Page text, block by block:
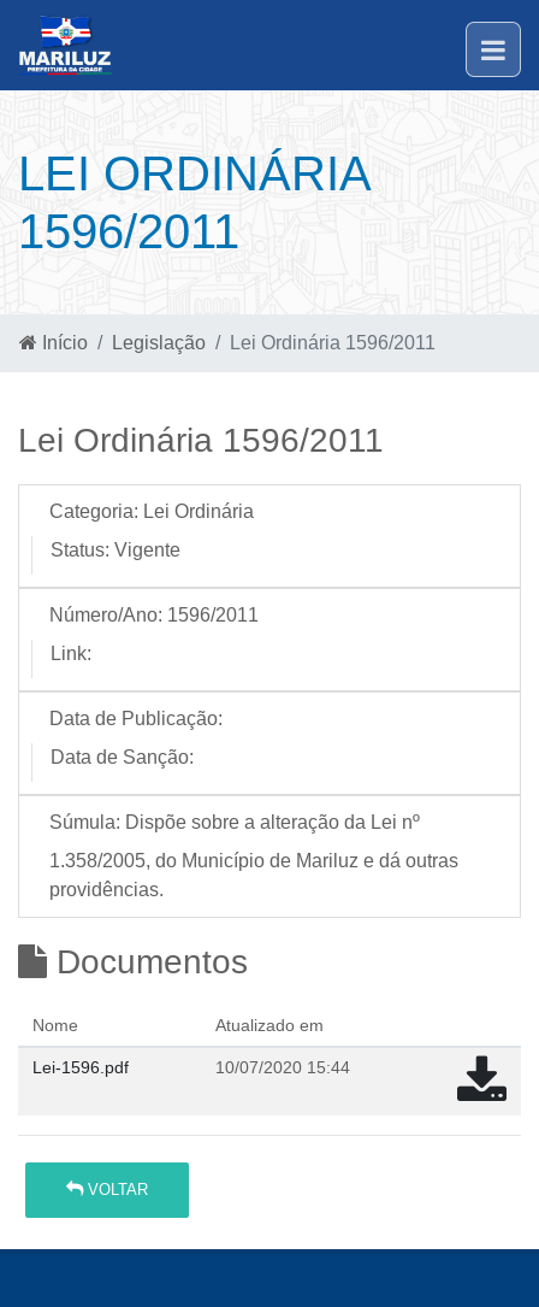
LEI ORDINÁRIA
1596/2011
Início Legislação Lei Ordinária 1596/2011
Lei Ordinária 1596/2011
Categoria: Lei Ordinária
Status: Vigente
Número/Ano: 1596/2011
Link:
Data de Publicação:
Data de Sanção:
Súmula: Dispõe sobre a alteração da Lei nº
1.358/2005, do Município de Mariluz e dá outras
providências.
Documentos
Nome Atualizado em
Lei-1596.pdf 10/07/2020 15:44
VOLTAR